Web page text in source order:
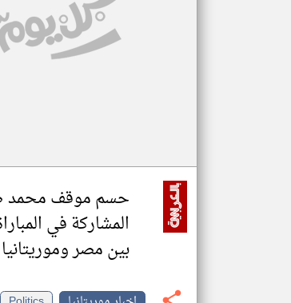
حسم موقف محمد
المشاركة في
بين مصر وموريتانيا